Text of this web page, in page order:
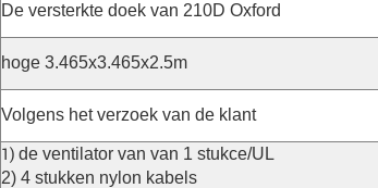
De versterkte doek van 210D Oxford
hoge 3.465x3.465x2.5m
Volgens het verzoek van de klant
1) de ventilator van van 1 stukce/UL
2) 4 stukken nylon kabels